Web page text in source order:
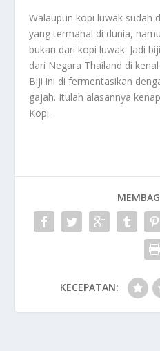
Walaupun kopi luwak sudah
yang termahal di dunia,
bukan dari kopi luwak. Jadi
dari Negara Thailand di
Biji ini di fermentasikan
gajah. Itulah alasannya
Kopi.
KECEPATAN: